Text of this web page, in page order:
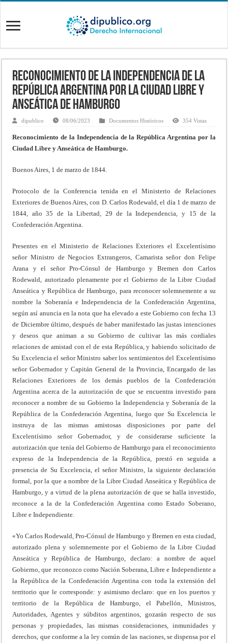
Reconocimiento de la Independencia de la
República Argentina por la Ciudad Libre y
Anseática de Hamburgo
dipublico 08/06/2023 Documentos Históricos 354 Vistas
Reconocimiento de la Independencia de la República Argentina por la
Ciudad Libre y Anseática de Hamburgo.
Buenos Aires, 1 de marzo de 1844.
Protocolo de la Conferencia tenida en el Ministerio de Relaciones
Exteriores de Buenos Aires, con D. Carlos Rodewald, el día 1 de marzo de
1844, año 35 de la Libertad, 29 de la Independencia, y 15 de la
Confederación Argentina.
Presentes en el Ministerio de Relaciones Exteriores el Excelentísimo
señor Ministro de Negocios Extrangeros, Camarista señor don Felipe
Arana y el señor Pro-Cónsul de Hamburgo y Bremen don Carlos
Rodewald, autorizado plenamente por el Gobierno de la Libre Ciudad
Anseática y República de Hamburgo, para reconocer solemnemente a su
nombre la Soberanía e Independencia de la Confederación Argentina,
según así anuncia en la nota que ha elevado a este Gobierno con fecha 13
de Diciembre último, después de haber manifestado las justas intenciones
y deseos que animan a su Gobierno de cultivar las más cordiales
relaciones de amistad con el de esta República, y habiendo solicitado de
Su Excelencia el señor Ministro saber los sentimientos del Excelentísimo
señor Gobernador y Capitán General de la Provincia, Encargado de las
Relaciones Exteriores de los demás pueblos de la Confederación
Argentina acerca de la autorización de que se encuentra investido para
reconocer a nombre de su Gobierno la Independencia y Soberanía de la
República de la Confederación Argentina, luego que Su Excelencia le
instruya de las mismas amistosas disposiciones por parte del
Excelentísimo señor Gobernador, y de considerarse suficiente la
autorización que tenía del Gobierno de Hamburgo para el reconocimiento
expreso de la Independencia de la República, prestó en seguida a
presencia de Su Excelencia, el señor Ministro, la siguiente declaración
formal, por la que a nombre de la Libre Ciudad Anseática y República de
Hamburgo, y a virtud de la plena autorización de que se halla investido,
reconoce a la de la Confederación Argentina como Estado Soberano,
Libre e Independiente.
«Yo Carlos Rodewald, Pro-Cónsul de Hamburgo y Bremen en esta ciudad,
autorizado plena y solemnemente por el Gobierno de la Libre Ciudad
Anseática y República de Hamburgo, declaro: a nombre de aquel
Gobierno, que reconozco como Nación Soberana, Libre e Independiente a
la República de la Confederación Argentina con toda la extensión del
territorio que le corresponde: y asimismo declaro: que en los puertos y
territorio de la República de Hamburgo, el Pabellón, Ministros,
Autoridades, Agentes y súbditos argentinos, gozarán respecto de sus
personas y propiedades, las mismas consideraciones, inmunidades y
derechos, que conforme a la ley común de las naciones, se dispensa por el